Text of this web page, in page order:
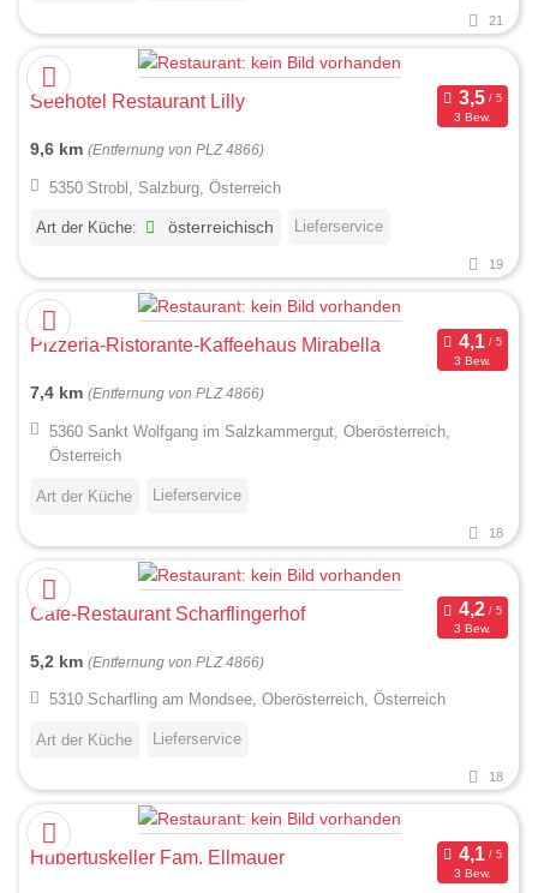
21
Seehotel Restaurant Lilly
3 Bew.
9,6 km (Entfernung von PLZ 4866)
5350 Strobl, Salzburg, Österreich
Art der Küche: österreichisch Lieferservice
19
Pizzeria-Ristorante-Kaffeehaus Mirabella
3 Bew.
7,4 km (Entfernung von PLZ 4866)
5360 Sankt Wolfgang im Salzkammergut, Oberösterreich,
Österreich
Art der Küche Lieferservice
18
Cafe-Restaurant Scharflingerhof
3 Bew.
5,2 km (Entfernung von PLZ 4866)
5310 Scharfling am Mondsee, Oberösterreich, Österreich
Art der Küche Lieferservice
18
Hubertuskeller Fam. Ellmauer
3 Bew.